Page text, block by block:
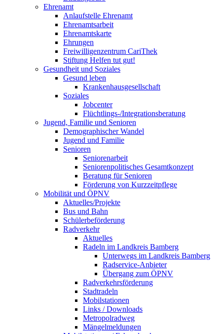
Ehrenamt
Anlaufstelle Ehrenamt
Ehrenamtsarbeit
Ehrenamtskarte
Ehrungen
Freiwilligenzentrum CariThek
Stiftung Helfen tut gut!
Gesundheit und Soziales
Gesund leben
Krankenhausgesellschaft
Soziales
Jobcenter
Flüchtlings-/Integrationsberatung
Jugend, Familie und Senioren
Demographischer Wandel
Jugend und Familie
Senioren
Seniorenarbeit
Seniorenpolitisches Gesamtkonzept
Beratung für Senioren
Förderung von Kurzzeitpflege
Mobilität und ÖPNV
Aktuelles/Projekte
Bus und Bahn
Schülerbeförderung
Radverkehr
Aktuelles
Radeln im Landkreis Bamberg
Unterwegs im Landkreis Bamberg
Radservice-Anbieter
Übergang zum ÖPNV
Radverkehrsförderung
Stadtradeln
Mobilstationen
Links / Downloads
Metropolradweg
Mängelmeldungen